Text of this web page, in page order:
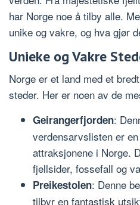
har Norge noe å tilby alle.
unike og vakre, og hva gjør
Unieke og Vakre
Norge er et land med et
steder. Her er noen av de
Geirangerfjorden:
verdensarvslisten er
attraksjonene i Norge.
fjellsider, fossefall og
Preikestolen: Denne
tilbyr en fantastisk